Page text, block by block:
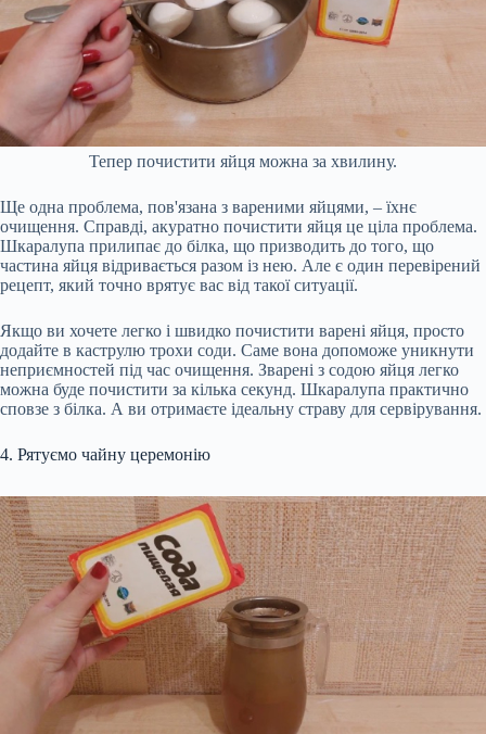
Тепер почистити яйця можна за хвилину.
Ще одна проблема, пов'язана з вареними яйцями, – їхнє
очищення. Справді, акуратно почистити яйця це ціла проблема.
Шкаралупа прилипає до білка, що призводить до того, що
частина яйця відривається разом із нею. Але є один перевірений
рецепт, який точно врятує вас від такої ситуації.
Якщо ви хочете легко і швидко почистити варені яйця, просто
додайте в каструлю трохи соди. Саме вона допоможе уникнути
неприємностей під час очищення. Зварені з содою яйця легко
можна буде почистити за кілька секунд. Шкаралупа практично
сповзе з білка. А ви отримаєте ідеальну страву для сервірування.
4. Рятуємо чайну церемонію